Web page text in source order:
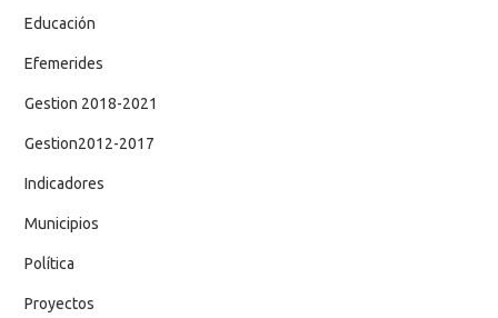
Educación
Efemerides
Gestion 2018-2021
Gestion2012-2017
Indicadores
Municipios
Política
Proyectos